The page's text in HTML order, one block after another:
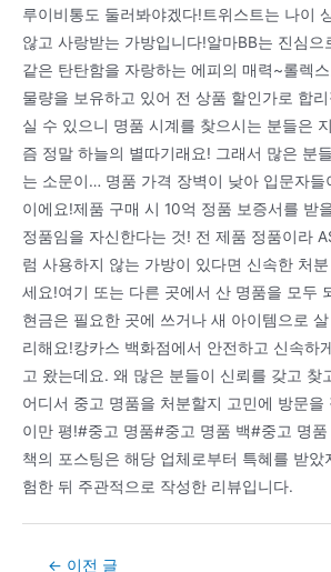
루이비통도 둘러봐야겠다!트위스트는 나이
않고 사랑받는 가방입니다!알마BB는 진심으
같은 탄탄함을 자랑하는 에피의 매력~롤렉
물량을 보유하고 있어 전 상품 할인가로 합
실 수 있으니 명품 시계를 찾으시는 분들은
즘 정말 하늘의 별따기래요! 그래서 많은 분
는 소문이… 명품 가격 장벽이 낮아 입문자들
이에요!제품 구매 시 10억 정품 보증서를 받
정품임을 자신한다는 것! 전 제품 정품이라
럼 사용하지 않는 가방이 있다면 신속한 처
세요!여기 또는 다른 곳에서 산 명품을 모두
현금은 필요한 곳에 쓰거나 새 아이템으로
리해요!캉카스 백화점에서 안전하고 신속하
고 왔는데요. 왜 많은 분들이 신뢰를 갖고 찾
어디서 중고 명품을 처분할지 고민에 방문을
이만 평!#중고 명품#중고 명품 백#중고 명
책의 포스팅은 해당 업체로부터 특혜를 받았
험한 뒤 주관적으로 작성한 리뷰입니다.
Post← 이전 글